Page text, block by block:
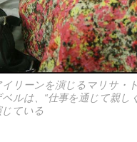
イリーンを演じるマリサ・
ルは、“仕事を通じて親
ている